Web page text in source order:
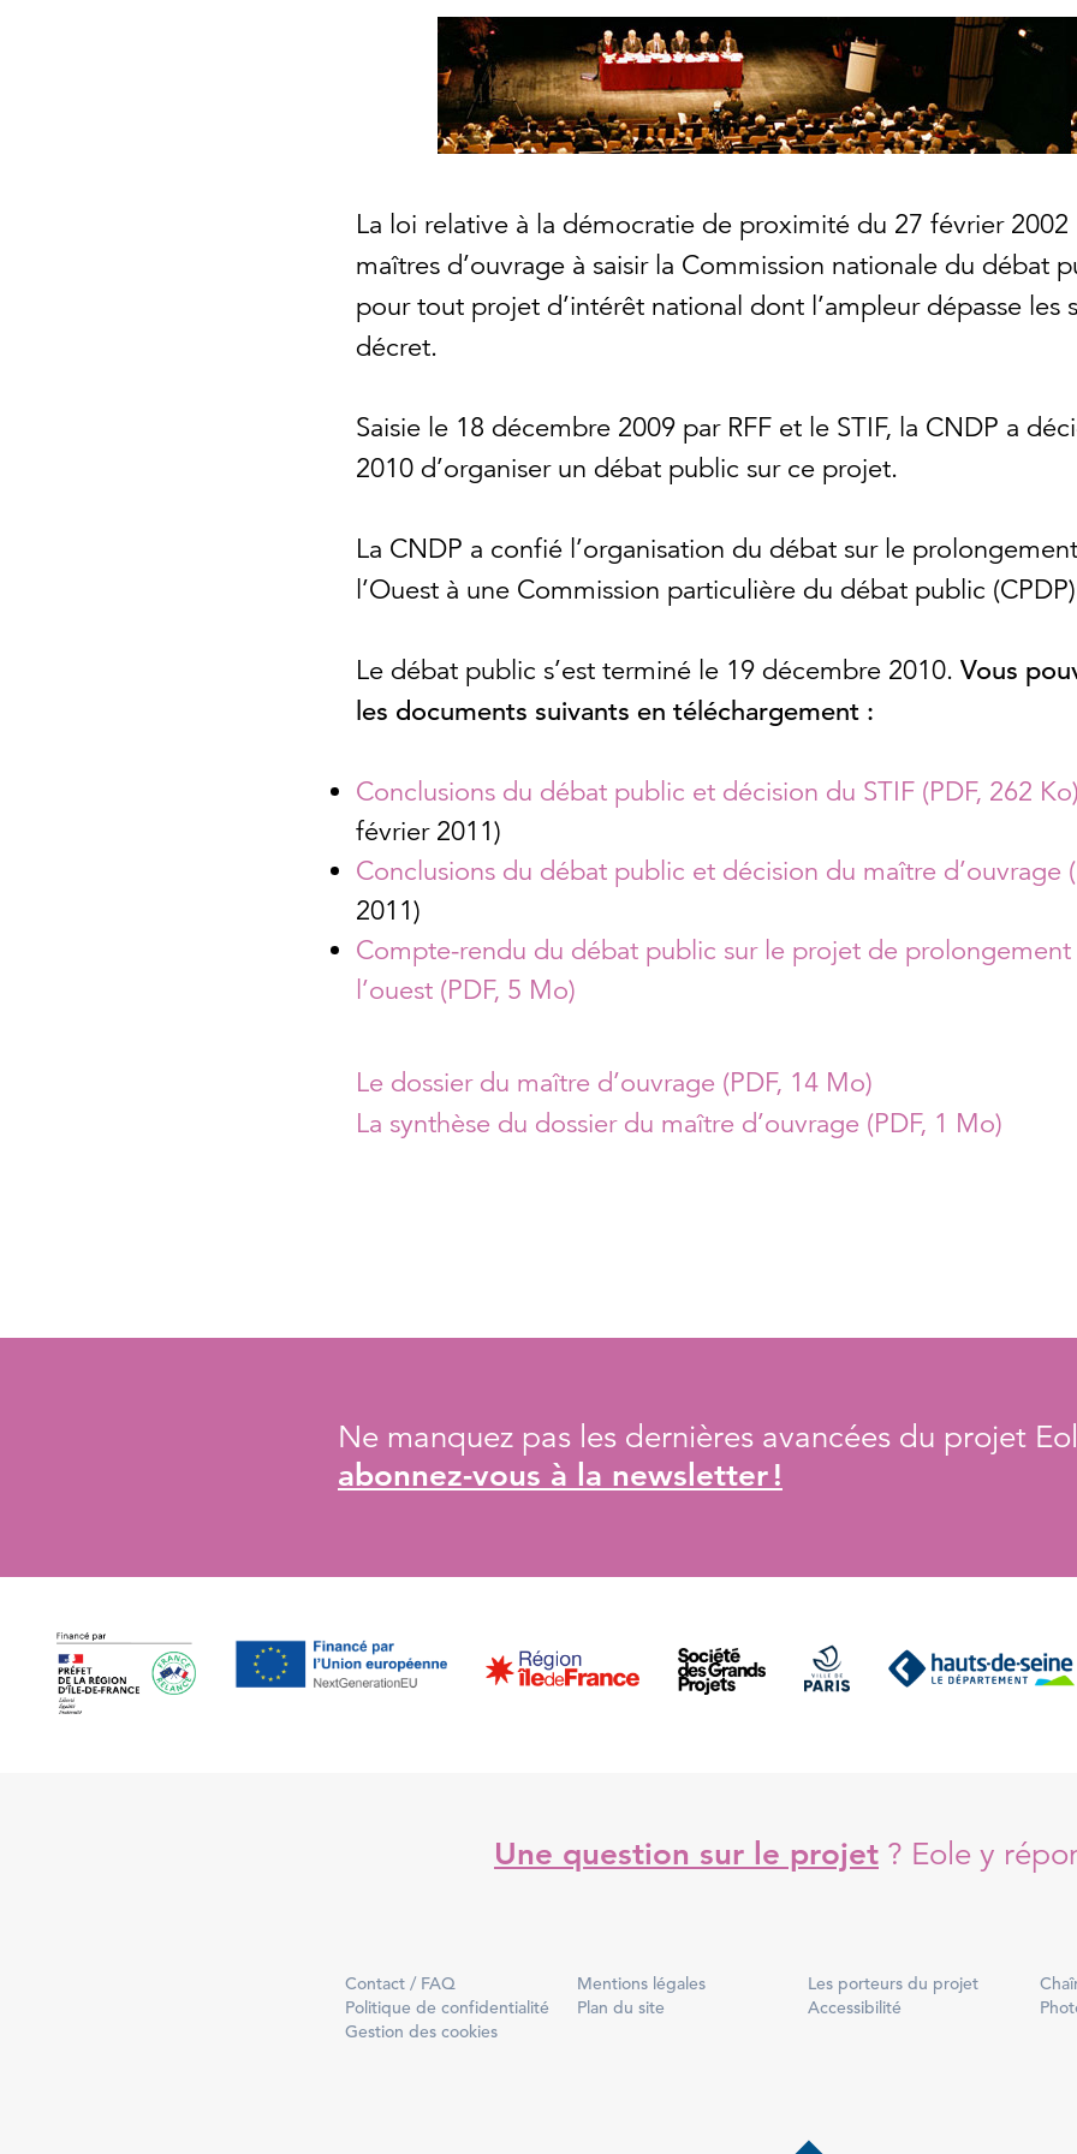
La loi relative à la démocratie de proximité du 27 février
maîtres d’ouvrage à saisir la Commission nationale du débat
pour tout projet d’intérêt national dont l’ampleur dépasse les
décret.
Saisie le 18 décembre 2009 par RFF et le STIF, la CNDP a
2010 d’organiser un débat public sur ce projet.
La CNDP a confié l’organisation du débat sur le
l’Ouest à une Commission particulière du débat public
Le débat public s’est terminé le 19 décembre 2010. Vous
les documents suivants en téléchargement :
Conclusions du débat public et décision du STIF (PDF, 262
février 2011)
Conclusions du débat public et décision du maître d’ouvrage
2011)
Compte-rendu du débat public sur le projet de prolongement
l’ouest (PDF, 5 Mo)
Le dossier du maître d’ouvrage (PDF, 14 Mo)
La synthèse du dossier du maître d’ouvrage (PDF, 1 Mo)
Ne manquez pas les dernières avancées du projet
abonnez-vous à la newsletter !
Une question sur le projet ? Eole y
Contact / FAQ Mentions légales Les porteurs du projet
Politique de confidentialité
Plan du site Accessibilité
Gestion des cookies